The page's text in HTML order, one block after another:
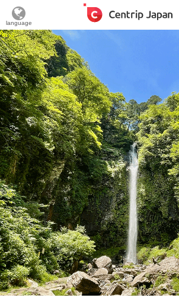
language